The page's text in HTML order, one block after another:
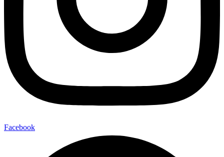
Facebook